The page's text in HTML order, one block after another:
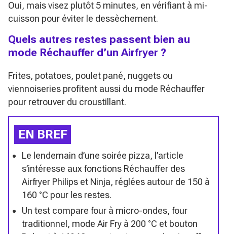
Oui, mais visez plutôt 5 minutes, en vérifiant à mi-
cuisson pour éviter le dessèchement.
Quels autres restes passent bien au
mode Réchauffer d’un Airfryer ?
Frites, potatoes, poulet pané, nuggets ou
viennoiseries profitent aussi du mode Réchauffer
pour retrouver du croustillant.
EN BREF
Le lendemain d’une soirée pizza, l’article
s’intéresse aux fonctions Réchauffer des
Airfryer Philips et Ninja, réglées autour de 150 à
160 °C pour les restes.
Un test compare four à micro-ondes, four
traditionnel, mode Air Fry à 200 °C et bouton